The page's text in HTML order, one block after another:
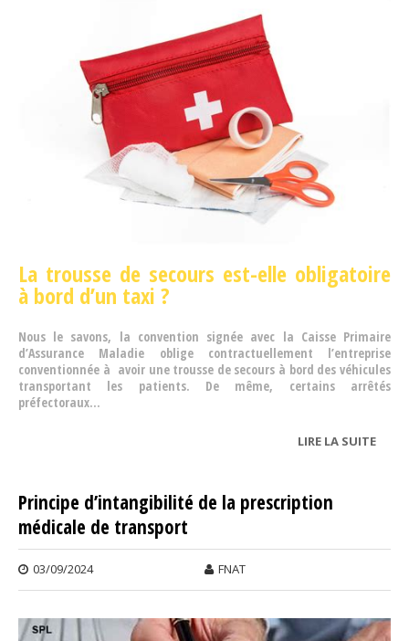
La trousse de secours est-elle obligatoire
à bord d’un taxi ?
Nous le savons, la convention signée avec la Caisse Primaire
d’Assurance Maladie oblige contractuellement l’entreprise
conventionnée à avoir une trousse de secours à bord des véhicules
transportant les patients. De même, certains arrêtés
préfectoraux...
LIRE LA SUITEDE
Principe d’intangibilité de la prescription
médicale de transport
03/09/2024 FNAT